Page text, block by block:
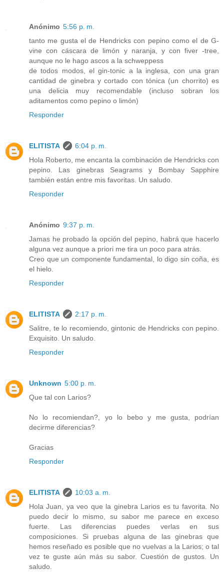
Anónimo 5:56 p. m.
tanto me gusta el de Hendricks con pepino como el de G-
vine con cáscara de limón y naranja, y con fiver -tree,
aunque no le hago ascos a la schweppess
de todos modos, el gin-tonic a la inglesa, con una gran
cantidad de ginebra y cortado con tónica (un chorrito) es
una delicia muy recomendable (incluso sobran los
aditamentos como pepino o limón)
Responder
ELITISTA
6:04 p. m.
Hola Roberto, me encanta la combinación de Hendricks con
pepino. Las ginebras Seagrams y Bombay Sapphire
también están entre mis favoritas. Un saludo.
Responder
Anónimo 9:37 p. m.
Jamas he probado la opción del pepino, habrá que hacerlo
alguna vez aunque a priori me tira un poco para atrás.
Creo que un componente fundamental, lo digo sin coña, es
el hielo.
Responder
ELITISTA
2:17 p. m.
Salitre, te lo recomiendo, gintonic de Hendricks con pepino.
Exquisito. Un saludo.
Responder
Unknown 5:00 p. m.
Que tal con Larios?
No lo recomiendan?, yo lo bebo y me gusta, podrían
decirme diferencias?
Gracias
Responder
ELITISTA
10:03 a. m.
Hola Juan, ya veo que la ginebra Larios es tu favorita. No
puedo decir lo mismo, su sabor me parece en exceso
fuerte. Las diferencias puedes verlas en sus
composiciones. Si pruebas alguna de las ginebras que
hemos reseñado es posible que no vuelvas a la Larios; o tal
vez te guste aún más su sabor. Cuestión de gustos. Un
saludo.